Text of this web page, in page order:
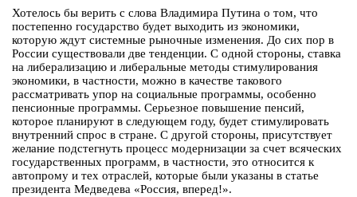
Хотелось бы верить c слова Владимира Путина о том, что
постепенно государство будет выходить из экономики,
которую ждут системные рыночные изменения. До сих пор в
России существовали две тенденции. С одной стороны, ставка
на либерализацию и либеральные методы стимулирования
экономики, в частности, можно в качестве такового
рассматривать упор на социальные программы, особенно
пенсионные программы. Серьезное повышение пенсий,
которое планируют в следующем году, будет стимулировать
внутренний спрос в стране. С другой стороны, присутствует
желание подстегнуть процесс модернизации за счет всяческих
государственных программ, в частности, это относится к
автопрому и тех отраслей, которые были указаны в статье
президента Медведева «Россия, вперед!».